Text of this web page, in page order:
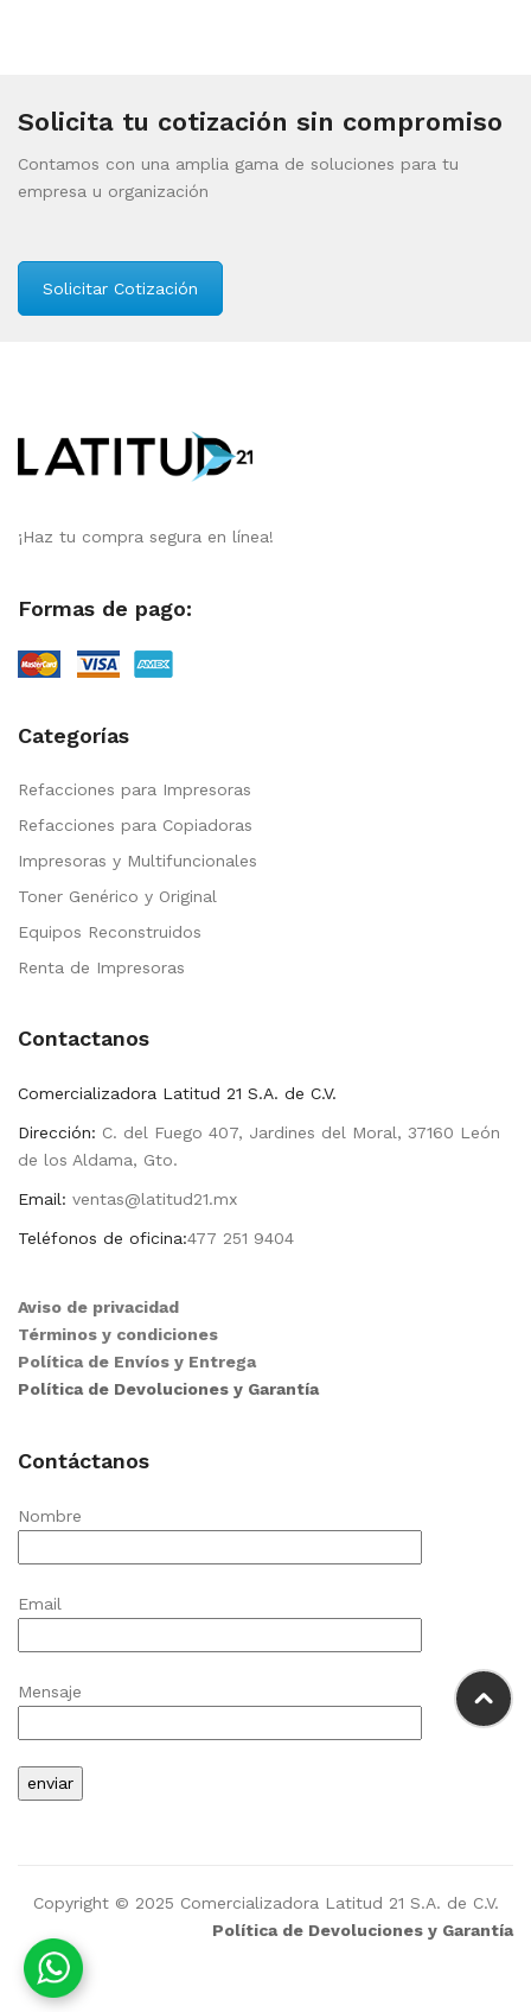
Solicita tu cotización sin compromiso
Contamos con una amplia gama de soluciones para tu
empresa u organización
Solicitar Cotización
¡Haz tu compra segura en línea!
Formas de pago:
Categorías
Refacciones para Impresoras
Refacciones para Copiadoras
Impresoras y Multifuncionales
Toner Genérico y Original
Equipos Reconstruidos
Renta de Impresoras
Contactanos
Comercializadora Latitud 21 S.A. de C.V.
Dirección: C. del Fuego 407, Jardines del Moral, 37160 León
de los Aldama, Gto.
Email: ventas@latitud21.mx
Teléfonos de oficina:477 251 9404
Aviso de privacidad
Términos y condiciones
Política de Envíos y Entrega
Política de Devoluciones y Garantía
Contáctanos
Nombre
Email
Mensaje
Copyright © 2025 Comercializadora Latitud 21 S.A. de C.V.
Política de Devoluciones y Garantía